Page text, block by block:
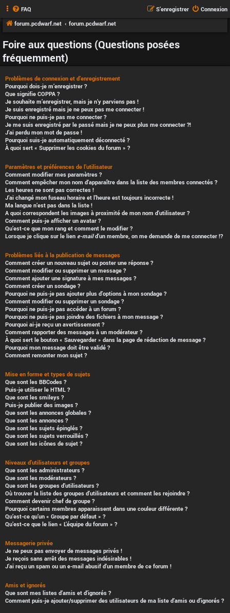
FAQ Connexion
S’enregistrer
forum.pcdwarf.net
forum.pcdwarf.net
Foire aux questions (Questions posées
fréquemment)
Problèmes de connexion et d’enregistrement
Pourquoi dois-je m’enregistrer ?
Que signifie COPPA ?
Je souhaite m’enregistrer, mais je n’y parviens pas !
Je suis enregistré mais je ne peux pas me connecter !
Pourquoi ne puis-je pas me connecter ?
Je me suis enregistré par le passé mais je ne peux plus me connecter ?!
J’ai perdu mon mot de passe !
Pourquoi suis-je automatiquement déconnecté ?
À quoi sert « Supprimer les cookies du forum » ?
Paramètres et préférences de l’utilisateur
Comment modifier mes paramètres ?
Comment empêcher mon nom d’apparaître dans la liste des membres connectés ?
Les heures ne sont pas correctes !
J’ai changé mon fuseau horaire et l’heure est toujours incorrecte !
Ma langue n’est pas dans la liste !
A quoi correspondent les images à proximité de mon nom d’utilisateur ?
Comment puis-je afficher un avatar ?
Qu’est-ce que mon rang et comment le modifier ?
Lorsque je clique sur le lien e-maild’un membre, on me demande de me connecter !?
Problèmes liés à la publication de messages
Comment créer un nouveau sujet ou poster une réponse ?
Comment modifier ou supprimer un message ?
Comment ajouter une signature à mes messages ?
Comment créer un sondage ?
Pourquoi ne puis-je pas ajouter plus d’options à mon sondage ?
Comment modifier ou supprimer un sondage ?
Pourquoi ne puis-je pas accéder à un forum ?
Pourquoi ne puis-je pas joindre des fichiers à mon message ?
Pourquoi ai-je reçu un avertissement ?
Comment rapporter des messages à un modérateur ?
À quoi sert le bouton « Sauvegarder » dans la page de rédaction de message ?
Pourquoi mon message doit être validé ?
Comment remonter mon sujet ?
Mise en forme et types de sujets
Que sont les BBCodes ?
Puis-je utiliser le HTML ?
Que sont les smileys ?
Puis-je publier des images ?
Que sont les annonces globales ?
Que sont les annonces ?
Que sont les sujets épinglés ?
Que sont les sujets verrouillés ?
Que sont les icônes de sujet ?
Niveaux d’utilisateurs et groupes
Que sont les administrateurs ?
Que sont les modérateurs ?
Que sont les groupes d’utilisateurs ?
Où trouver la liste des groupes d’utilisateurs et comment les rejoindre ?
Comment devenir chef de groupe ?
Pourquoi certains membres apparaissent dans une couleur différente ?
Qu’est-ce qu’un « Groupe par défaut » ?
Qu’est-ce que le lien « L’équipe du forum » ?
Messagerie privée
Je ne peux pas envoyer de messages privés !
Je reçois sans arrêt des messages indésirables !
J’ai reçu un spam ou un e-mail abusif d’un membre de ce forum !
Amis et ignorés
Que sont mes listes d’amis et d’ignorés ?
Comment puis-je ajouter/supprimer des utilisateurs de ma liste d’amis ou d’ignorés ?